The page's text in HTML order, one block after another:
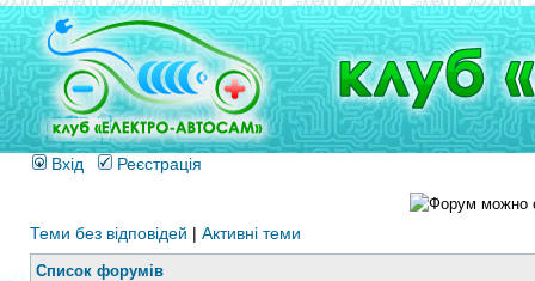
Вхід Реєстрація
Теми без відповідей | Активні теми
Список форумів